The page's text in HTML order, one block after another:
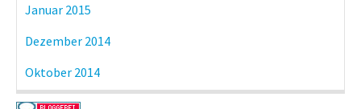
Januar 2015
Dezember 2014
Oktober 2014